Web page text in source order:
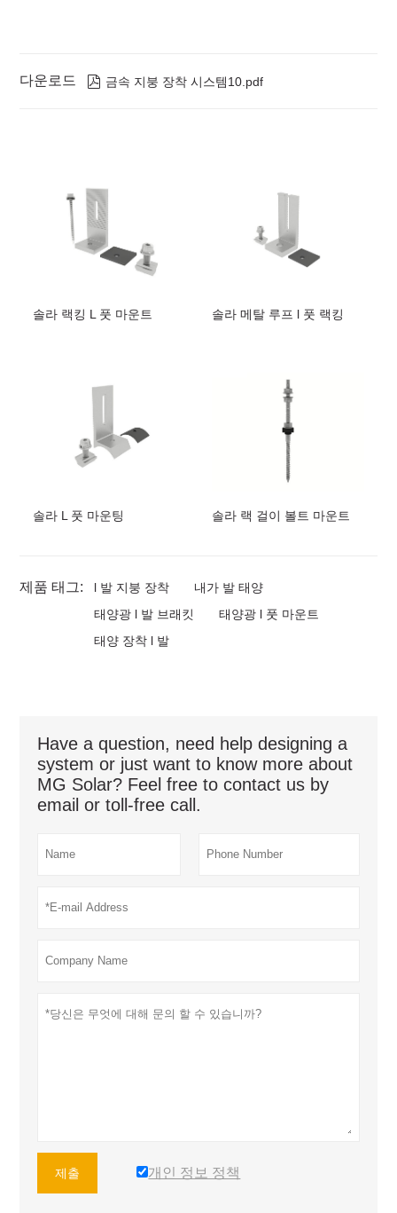
다운로드  금속 지붕 장착 시스템10.pdf
솔라 랙킹 L 풋 마운트 솔라 메탈 루프 l 풋 랙킹
솔라 L 풋 마운팅 솔라 랙 걸이 볼트 마운트
제품 태그: l 발 지붕 장착
내가 발 태양
태양광 l 발 브래킷
태양광 l 풋 마운트
태양 장착 l 발
Have a question, need help designing a
system or just want to know more about
MG Solar? Feel free to contact us by
email or toll-free call.
제출 개인 정보 정책